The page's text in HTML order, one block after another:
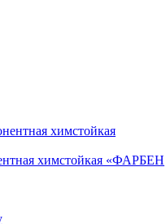
химстойкая «ФАРБЕН